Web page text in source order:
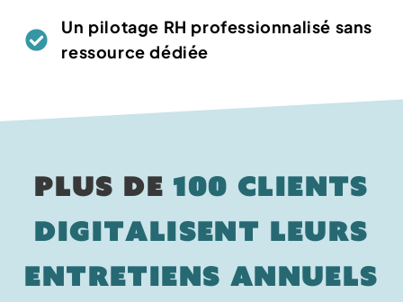
Un pilotage RH professionnalisé sans
ressource dédiée
Plus de 100 clients
digitalisent leurs
entretiens annuels